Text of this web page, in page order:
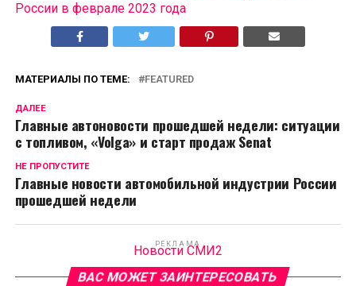
России в феврале 2023 года
МАТЕРИАЛЫ ПО ТЕМЕ: FEATURED
ДАЛЕЕ
Главные автоновости прошедшей недели: ситуации
с топливом, «Volga» и старт продаж Senat
НЕ ПРОПУСТИТЕ
Главные новости автомобильной индустрии России
прошедшей недели
РЕКЛАМА
Новости СМИ2
ВАС МОЖЕТ ЗАИНТЕРЕСОВАТЬ